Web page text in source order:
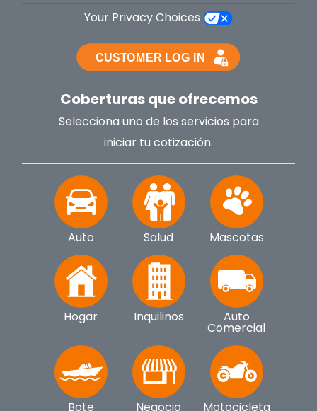
Your Privacy Choices
Coberturas que ofrecemos
Selecciona uno de los servicios para
iniciar tu cotización.
Auto Salud Mascotas
Hogar Inquilinos Auto
Comercial
Bote Negocio Motocicleta